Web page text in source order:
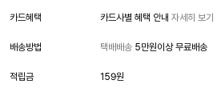
카드혜택 카드사별 혜택 안내 자세히 보기
배송방법 택배배송 5만원이상 무료배송
적립금 159원